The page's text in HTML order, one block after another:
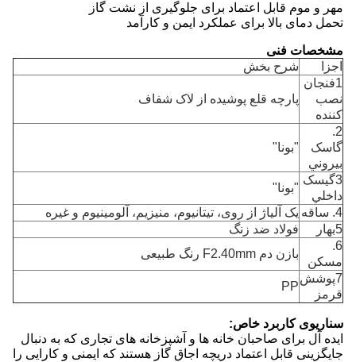
مهر و موم قابل اعتماد برای جلوگیری از نشت گاز
تحمل دمای بالا برای عملکرد ایمن و کارآمد
مشخصات فنی
اجزا
شرح بخش
1فنجان
نصب
کننده
پارچه قلع پوشیده از لاک شفاف
2.
گاسک
بيروني
"بونا"
3گيسک
داخلي
"بونا"
4. ساقه
یک آلیاژ از روی، تیتانیوم، منیزیم، آلومینیوم و غیره
5بهار
فولاد ضد زنگ
6.
مسکن
بازن دم F2.40mm رنگ طبیعی
7پوشش
قرمز
PP
سناریوی کاربرد خاص:
ایده آل برای صاحبان خانه ها و آشپزخانه های تجاری که به دنبال
جایگزینی قابل اعتماد دریچه اجاق گاز هستند که ایمنی و کارایی را